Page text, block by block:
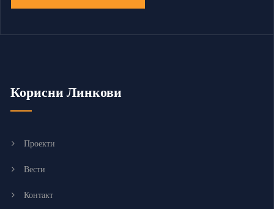
Корисни Линкови
Проекти
Вести
Контакт